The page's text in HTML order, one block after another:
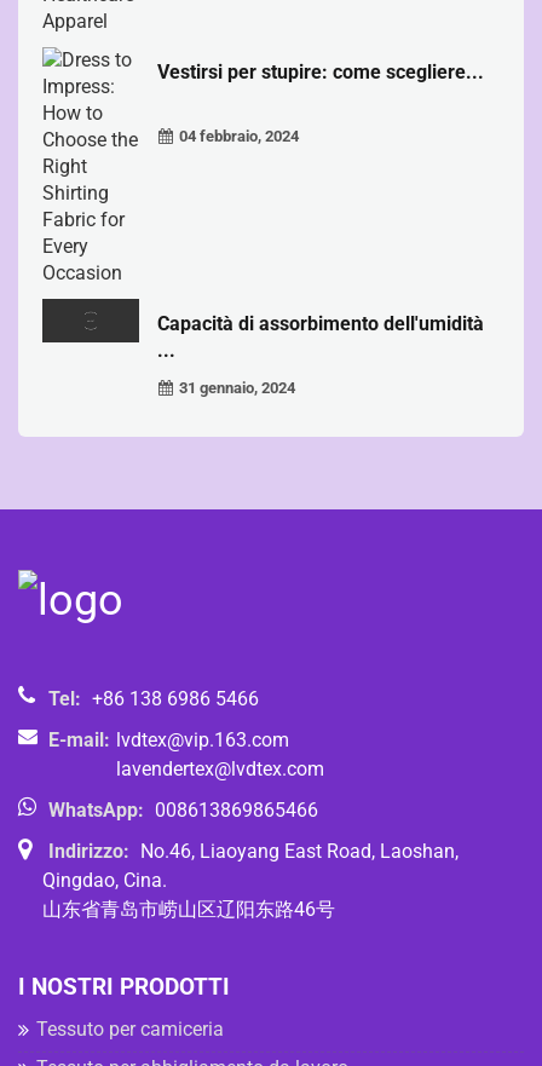
Vestirsi per stupire: come scegliere...
04 febbraio, 2024
Capacità di assorbimento dell'umidità
...
31 gennaio, 2024
Tel: +86 138 6986 5466
E-mail: lvdtex@vip.163.com
lavendertex@lvdtex.com
WhatsApp: 008613869865466
Indirizzo: No.46, Liaoyang East Road, Laoshan,
Qingdao, Cina.
山东省青岛市崂山区辽阳东路46号
I NOSTRI PRODOTTI
Tessuto per camiceria